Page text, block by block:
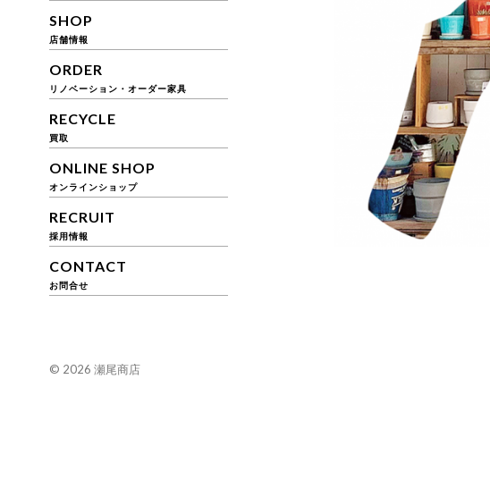
SHOP
店舗情報
ORDER
リノベーション・オーダー家具
RECYCLE
買取
ONLINE SHOP
オンラインショップ
RECRUIT
採用情報
CONTACT
お問合せ
© 2026 瀬尾商店